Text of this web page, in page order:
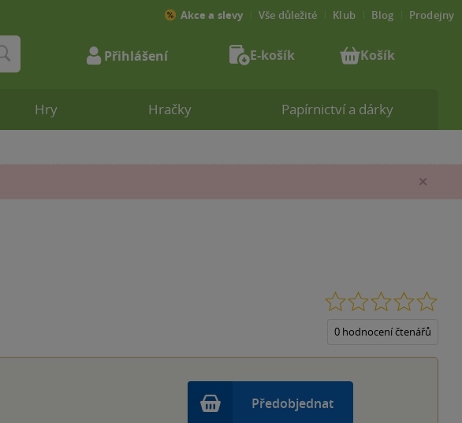
0 hodnocení čtenářů
Předobjednat
Hry Hračky Papírnictví a dárky
Akce a slevy Vše důležité Klub Blog Prodejny
Přihlášení E-košík Košík